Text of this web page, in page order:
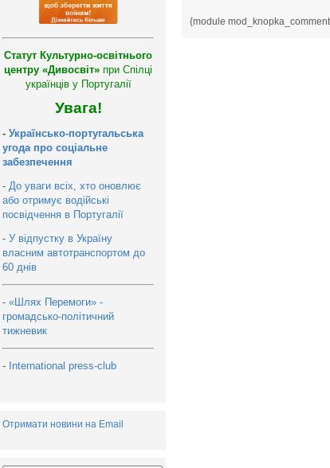
Статут Культурно-освітнього
центру «Дивосвіт» при Спілці
українців у Португалії
Увага!
- Українсько-португальська
угода про соціальне
забезпечення
- До уваги всіх, хто оновлює
або отримує водійські
посвідчення в Португалії
- У відпустку в Україну
власним автотранспортом до
60 днів
- «Шлях Перемоги» -
громадсько-політичний
тижневик
- International press-club
Отримати новини на Email
{module